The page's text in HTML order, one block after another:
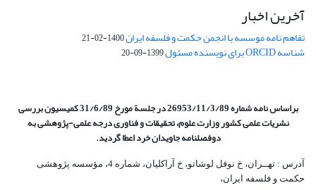
آخرین اخبار
تفاهم نامه موسسه با انجمن حکمت و فلسفه ایران1400-02-21
شناسه ORCID برای نویسنده مسئول 1399-09-20
براساس نامه شماره 26953/11/3/89 در جلسة مورخ 31/6/89 کمیسیون
بررسی
نشریات علمی کشور وزارت علوم، تحقیقات و فناوری درجه علمی‌-پژوهشیبه
دوفصلنامه جاویدان خرد اعطا گردید.
آدرس : تهــران، خ نوفل لوشاتو، خ آراکلیان، شماره 4،‌ مؤسسه پژوهشی
حکمت و فلسفه ایران،‌